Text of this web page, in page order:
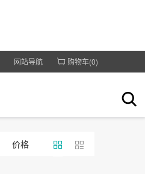
网站导航 购物车(0)
价格